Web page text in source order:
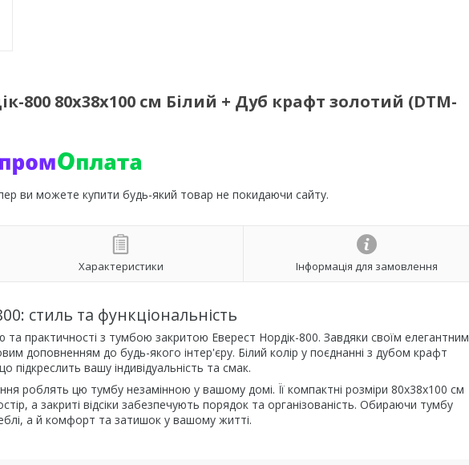
800 80х38х100 см Білий + Дуб крафт золотий (DTM-
ви можете купити будь-який товар не покидаючи сайту.
Характеристики Інформація для замовлення
стиль та функціональність
та практичності з тумбою закритою Еверест Нордік-800. Завдяки своїм елегантним
доповненням до будь-якого інтер'єру. Білий колір у поєднанні з дубом крафт
вашу індивідуальність та смак.
роблять цю тумбу незамінною у вашому домі. Її компактні розміри 80х38х100 см
а закриті відсіки забезпечують порядок та організованість. Обираючи тумбу
а й комфорт та затишок у вашому житті.